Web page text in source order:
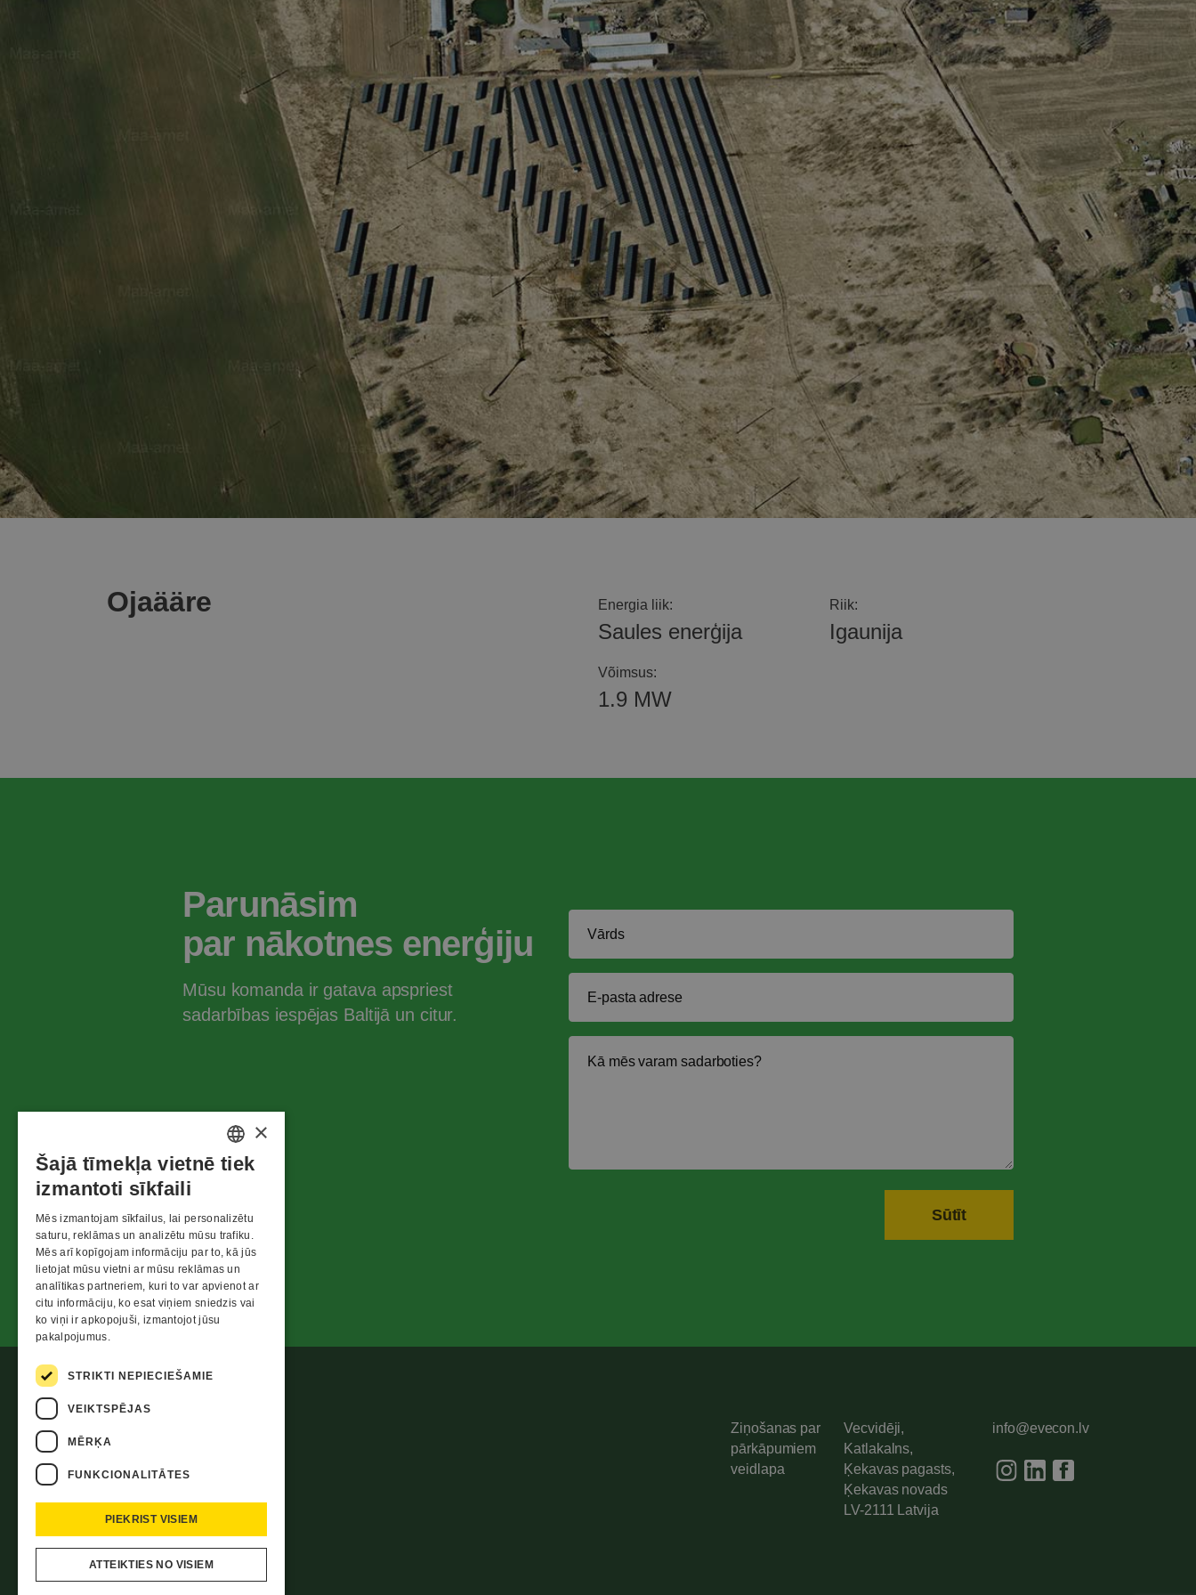
Ojaääre Energia liik:
Saules enerģija
Riik:
Igaunija
Võimsus:
1.9 MW
Parunāsim
par nākotnes enerģiju
Mūsu komanda ir gatava apspriest
sadarbības iespējas Baltijā un citur.
Ziņošanas par
pārkāpumiem
veidlapa
Vecvidēji,
Katlakalns,
Ķekavas pagasts,
Ķekavas novads
LV-2111 Latvija
info@evecon.lv
ESTONIAN
LITHUANIAN
×
Šajā tīmekļa vietnē tiek
izmantoti sīkfaili
Mēs izmantojam sīkfailus, lai personalizētu
saturu, reklāmas un analizētu mūsu trafiku.
Mēs arī kopīgojam informāciju par to, kā jūs
lietojat mūsu vietni ar mūsu reklāmas un
analītikas partneriem, kuri to var apvienot ar
citu informāciju, ko esat viņiem sniedzis vai
ko viņi ir apkopojuši, izmantojot jūsu
pakalpojumus.
STRIKTI NEPIECIEŠAMIE
VEIKTSPĒJAS
MĒRĶA
FUNKCIONALITĀTES
PIEKRIST VISIEM
ATTEIKTIES NO VISIEM